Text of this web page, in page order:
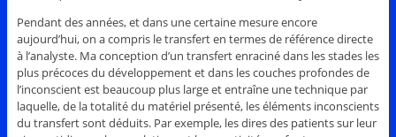
Pendant des années, et dans une certaine mesure encore
aujourd’hui, on a compris le transfert en termes de référence directe
à l’analyste. Ma conception d’un transfert enraciné dans les stades les
plus précoces du développement et dans les couches profondes de
l’inconscient est beaucoup plus large et entraîne une technique par
laquelle, de la totalité du matériel présenté, les éléments inconscients
du transfert sont déduits. Par exemple, les dires des patients sur leur